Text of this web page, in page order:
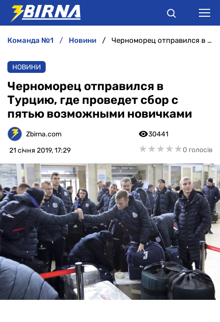
АНАЛІТИКА
ІНТЕРВ'Ю
РІЗНЕ
команда №1 новини Черноморец отправился в Турцию, где проведет сбор с пятью возможными новичками
НОВИНИ
Черноморец отправился в
Турцию, где проведет сбор с
пятью возможными новичками
Zbirna.com
21 січня 2019, 17:29
30441
★★★★★
★★★★★0 голосів